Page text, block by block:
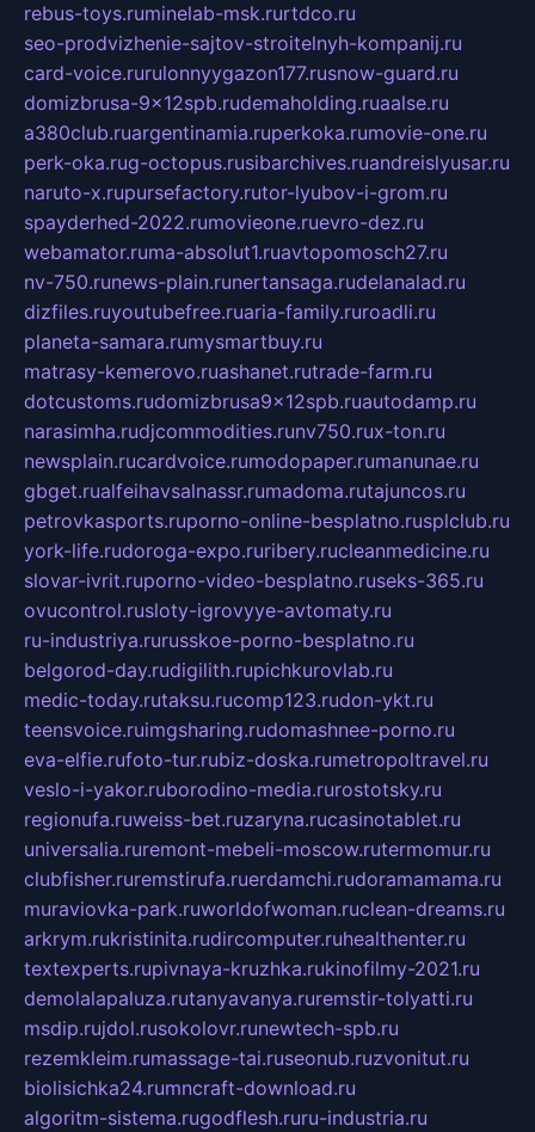
rebus-toys.ruminelab-msk.rurtdco.ru
seo-prodvizhenie-sajtov-stroitelnyh-kompanij.ru
card-voice.rurulonnyygazon177.rusnow-guard.ru
domizbrusa-9x12spb.rudemaholding.ruaalse.ru
a380club.ruargentinamia.ruperkoka.rumovie-one.ru
perk-oka.rug-octopus.rusibarchives.ruandreislyusar.ru
naruto-x.rupursefactory.rutor-lyubov-i-grom.ru
spayderhed-2022.rumovieone.ruevro-dez.ru
webamator.ruma-absolut1.ruavtopomosch27.ru
nv-750.runews-plain.runertansaga.rudelanalad.ru
dizfiles.ruyoutubefree.ruaria-family.ruroadli.ru
planeta-samara.rumysmartbuy.ru
matrasy-kemerovo.ruashanet.rutrade-farm.ru
dotcustoms.rudomizbrusa9x12spb.ruautodamp.ru
narasimha.rudjcommodities.runv750.rux-ton.ru
newsplain.rucardvoice.rumodopaper.rumanunae.ru
gbget.rualfeihavsalnassr.rumadoma.rutajuncos.ru
petrovkasports.ruporno-online-besplatno.rusplclub.ru
york-life.rudoroga-expo.ruribery.rucleanmedicine.ru
slovar-ivrit.ruporno-video-besplatno.ruseks-365.ru
ovucontrol.rusloty-igrovyye-avtomaty.ru
ru-industriya.rurusskoe-porno-besplatno.ru
belgorod-day.rudigilith.rupichkurovlab.ru
medic-today.rutaksu.rucomp123.rudon-ykt.ru
teensvoice.ruimgsharing.rudomashnee-porno.ru
eva-elfie.rufoto-tur.rubiz-doska.rumetropoltravel.ru
veslo-i-yakor.ruborodino-media.rurostotsky.ru
regionufa.ruweiss-bet.ruzaryna.rucasinotablet.ru
universalia.ruremont-mebeli-moscow.rutermomur.ru
clubfisher.ruremstirufa.ruerdamchi.rudoramamama.ru
muraviovka-park.ruworldofwoman.ruclean-dreams.ru
arkrym.rukristinita.rudircomputer.ruhealthenter.ru
textexperts.rupivnaya-kruzhka.rukinofilmy-2021.ru
demolalapaluza.rutanyavanya.ruremstir-tolyatti.ru
msdip.rujdol.rusokolovr.runewtech-spb.ru
rezemkleim.rumassage-tai.ruseonub.ruzvonitut.ru
biolisichka24.rumncraft-download.ru
algoritm-sistema.rugodflesh.ruru-industria.ru